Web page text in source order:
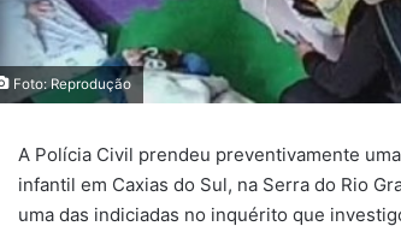
Foto: Reprodução
A Polícia Civil prendeu preventivamente
infantil em Caxias do Sul, na Serra do Rio
uma das indiciadas no inquérito que